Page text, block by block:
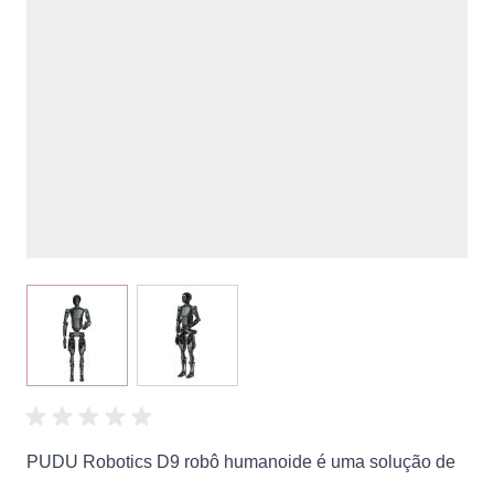
View larger imageView larger image
PUDU Robotics D9 robô humanoide é uma solução de